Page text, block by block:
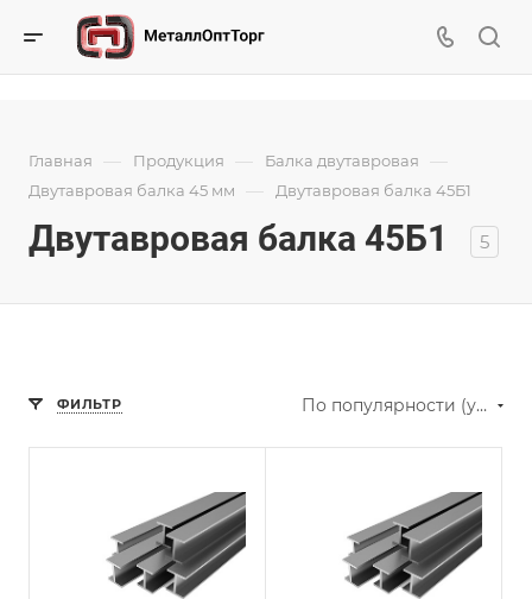
Главная — Продукция — Балка двутавровая —
Двутавровая балка 45 мм — Двутавровая балка 45Б1
Двутавровая балка 45Б1 5
ФИЛЬТР По популярности (убывание)